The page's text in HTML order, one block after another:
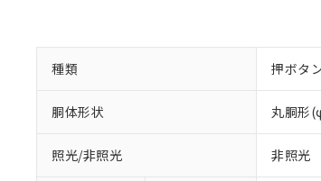
種類 押ボタ
胴体形状 丸胴形
照光/非照光 非照光